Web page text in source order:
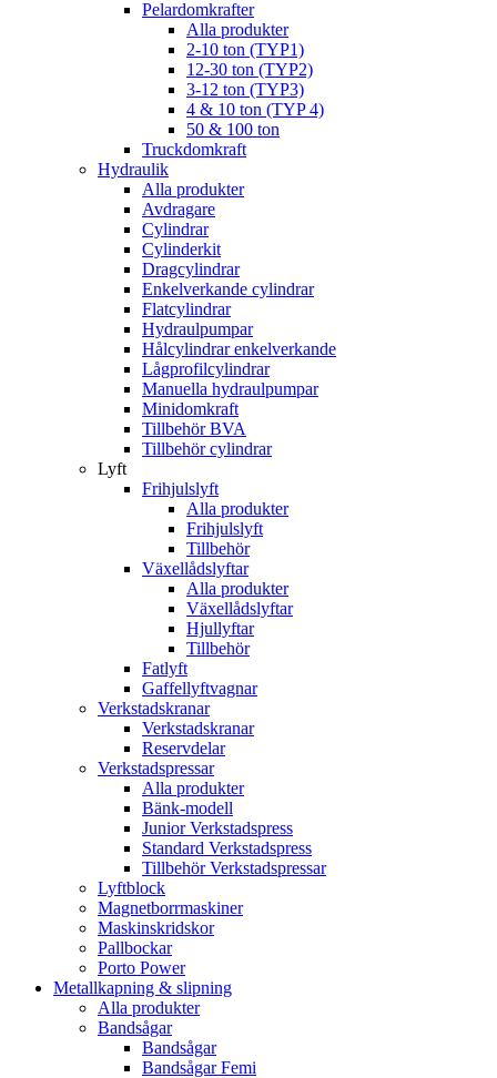
Pelardomkrafter
Alla produkter
2-10 ton (TYP1)
12-30 ton (TYP2)
3-12 ton (TYP3)
4 & 10 ton (TYP 4)
50 & 100 ton
Truckdomkraft
Hydraulik
Alla produkter
Avdragare
Cylindrar
Cylinderkit
Dragcylindrar
Enkelverkande cylindrar
Flatcylindrar
Hydraulpumpar
Hålcylindrar enkelverkande
Lågprofilcylindrar
Manuella hydraulpumpar
Minidomkraft
Tillbehör BVA
Tillbehör cylindrar
Lyft
Frihjulslyft
Alla produkter
Frihjulslyft
Tillbehör
Växellådslyftar
Alla produkter
Växellådslyftar
Hjullyftar
Tillbehör
Fatlyft
Gaffellyftvagnar
Verkstadskranar
Verkstadskranar
Reservdelar
Verkstadspressar
Alla produkter
Bänk-modell
Junior Verkstadspress
Standard Verkstadspress
Tillbehör Verkstadspressar
Lyftblock
Magnetborrmaskiner
Maskinskridskor
Pallbockar
Porto Power
Metallkapning & slipning
Alla produkter
Bandsågar
Bandsågar
Bandsågar Femi